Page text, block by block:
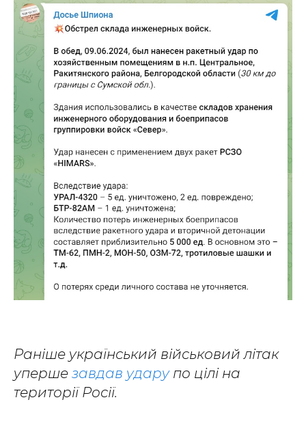
Раніше український військовий літак
уперше завдав ударупо цілі на
території Росії.